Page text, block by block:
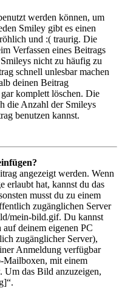
werden können, um
Smiley gibt es einen
und :( traurig. Die
Verfassen eines Beitrags
nicht zu häufig zu
schnell unlesbar machen
deinen Beitrag
komplett löschen. Die
die Anzahl der Smileys
benutzen kannst.
angezeigt werden. Wenn
erlaubt hat, kannst du das
musst du zu einem
zugänglichen Server
mein-bild.gif. Du kannst
deinem eigenen PC
zugänglicher Server),
Anmeldung verfügbar
Mailboxen, mit einem
Um das Bild anzuzeigen,